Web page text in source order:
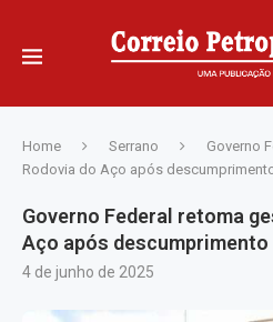
Home Serrano
Governo
Rodovia do Aço após
Governo Federal retoma
Aço após descumprimento
4 de junho de 2025